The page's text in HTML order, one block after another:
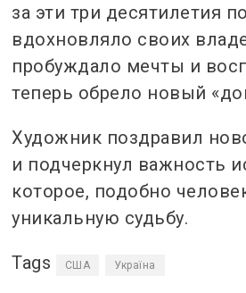
за эти три десятилетия
вдохновляло своих
пробуждало мечты и
теперь обрело новый
Художник поздравил
и подчеркнул важность
которое, подобно
уникальную судьбу.
Tags США Україна